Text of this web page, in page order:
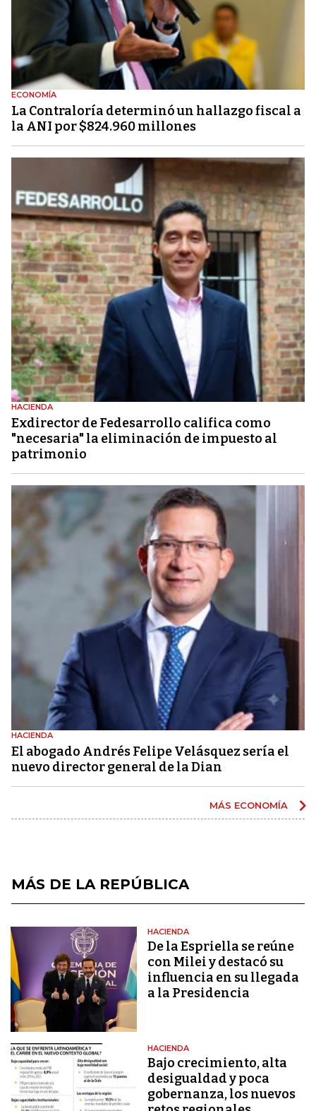
ECONOMÍA
La Contraloría determinó un hallazgo fiscal a
la ANI por $824.960 millones
HACIENDA
Exdirector de Fedesarrollo califica como
"necesaria" la eliminación de impuesto al
patrimonio
HACIENDA
El abogado Andrés Felipe Velásquez sería el
nuevo director general de la Dian
MÁS ECONOMÍA
MÁS DE LA REPÚBLICA
HACIENDA
De la Espriella se reúne
con Milei y destacó su
influencia en su llegada
a la Presidencia
HACIENDA
Bajo crecimiento, alta
desigualdad y poca
gobernanza, los nuevos